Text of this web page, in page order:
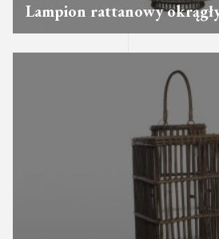
Lampion rattanowy